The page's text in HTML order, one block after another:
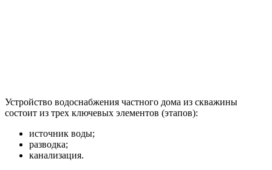
Устройство водоснабжения частного дома из скважины
состоит из трех ключевых элементов (этапов):
источник воды;
разводка;
канализация.